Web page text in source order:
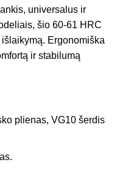
universalus ir
šio 60-61 HRC
Ergonomiška
ir stabilumą
plienas, VG10 šerdis